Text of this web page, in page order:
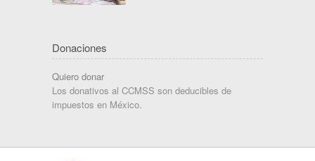
Donaciones
Quiero donar
Los donativos al CCMSS son deducibles de
impuestos en México.